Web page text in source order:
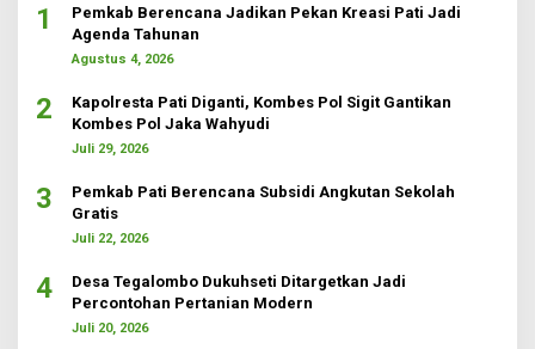
1
Pemkab Berencana Jadikan Pekan Kreasi Pati Jadi
Agenda Tahunan
Agustus 4, 2026
2
Kapolresta Pati Diganti, Kombes Pol Sigit Gantikan
Kombes Pol Jaka Wahyudi
Juli 29, 2026
3
Pemkab Pati Berencana Subsidi Angkutan Sekolah
Gratis
Juli 22, 2026
4
Desa Tegalombo Dukuhseti Ditargetkan Jadi
Percontohan Pertanian Modern
Juli 20, 2026